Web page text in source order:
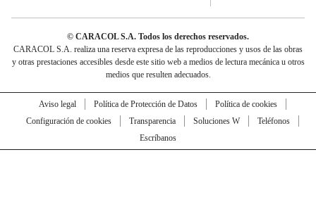
© CARACOL S.A. Todos los derechos reservados.
CARACOL S.A. realiza una reserva expresa de las reproducciones y usos de las obras
y otras prestaciones accesibles desde este sitio web a medios de lectura mecánica u otros
medios que resulten adecuados.
Aviso legal Política de Protección de Datos
Política de cookies
Configuración de cookies
Transparencia Soluciones W
Teléfonos
Escríbanos